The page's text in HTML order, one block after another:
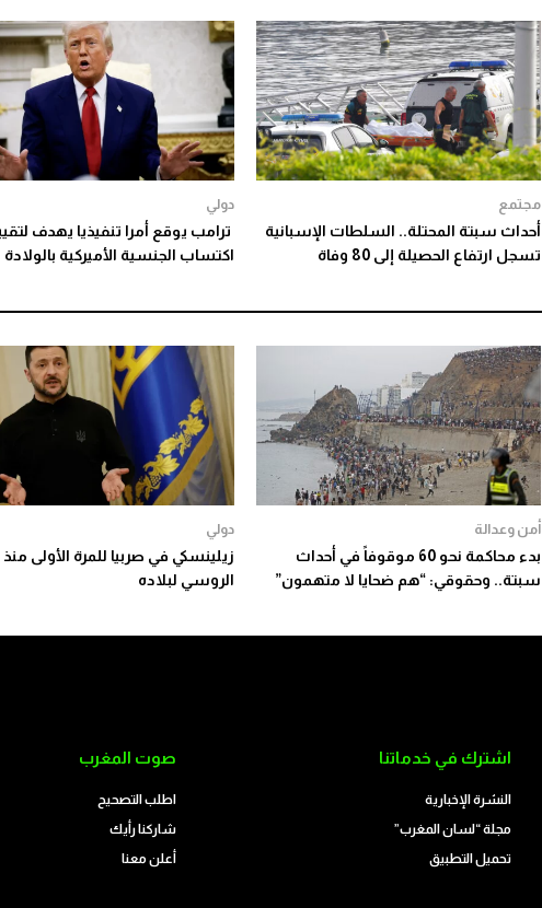
مجتمع
أحداث سبتة المحتلة.. السلطات الإسبانية
تسجل ارتفاع الحصيلة إلى 80 وفاة
دولي
ترامب يوقع أمرا تنفيذيا يهدف
اكتساب الجنسية الأميركية بالولادة
أمن وعدالة
بدء محاكمة نحو 60 موقوفاً في أحداث
سبتة.. وحقوقي: “هم ضحايا لا متهمون”
دولي
زيلينسكي في صربيا للمرة الأولى منذ
الروسي لبلاده
اشترك في خدماتنا
النشرة الإخبارية
مجلة “لسان المغرب”
تحميل التطبيق
صوت المغرب
اطلب التصحيح
شاركنا رأيك
أعلن معنا